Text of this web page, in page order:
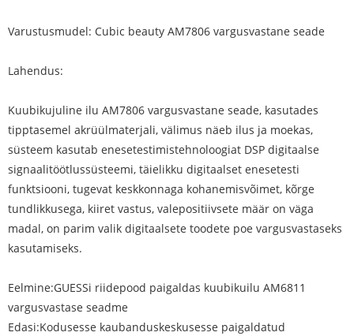
Varustusmudel: Cubic beauty AM7806 vargusvastane seade
Lahendus:
Kuubikujuline ilu AM7806 vargusvastane seade, kasutades
tipptasemel akrüülmaterjali, välimus näeb ilus ja moekas,
süsteem kasutab enesetestimistehnoloogiat DSP digitaalse
signaalitöötlussüsteemi, täielikku digitaalset enesetesti
funktsiooni, tugevat keskkonnaga kohanemisvõimet, kõrge
tundlikkusega, kiiret vastus, valepositiivsete määr on väga
madal, on parim valik digitaalsete toodete poe vargusvastaseks
kasutamiseks.
Eelmine:GUESSi riidepood paigaldas kuubikuilu AM6811
vargusvastase seadme
Edasi:Kodusesse kaubanduskeskusesse paigaldatud